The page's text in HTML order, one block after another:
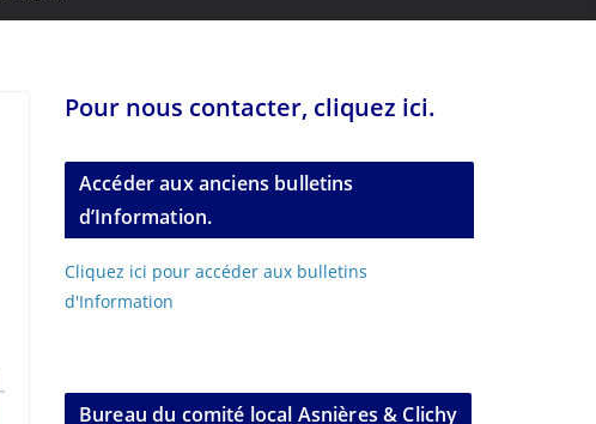
Pour nous contacter, cliquez ici.
Accéder aux anciens bulletins
d’Information.
Cliquez ici pour accéder aux bulletins
d'Information
Bureau du comité local Asnières & Clichy